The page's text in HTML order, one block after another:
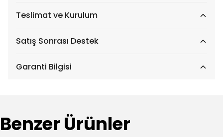
Teslimat ve Kurulum
Satış Sonrası Destek
Garanti Bilgisi
Benzer Ürünler